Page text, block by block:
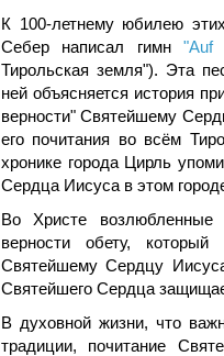
К 100-летнему юбилею
Себер написал гимн"Auf
Тирольская земля"). Эта
ней объясняется история
верности" Святейшему
его почитания во всём
хронике города Цирль
Сердца Иисуса в этом
Во Христе возлюбленные
верности обету,
Святейшему Сердцу
Святейшего Сердца
В духовной жизни, что
традиции, почитание